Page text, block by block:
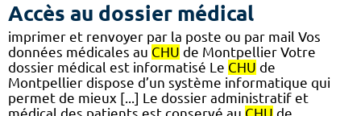
Accès au dossier médical
imprimer et renvoyer par la poste ou par mail Vos
données médicales au CHU de Montpellier Votre
dossier médical est informatisé Le CHU de
Montpellier dispose d’un système informatique qui
permet de mieux [...] Le dossier administratif et